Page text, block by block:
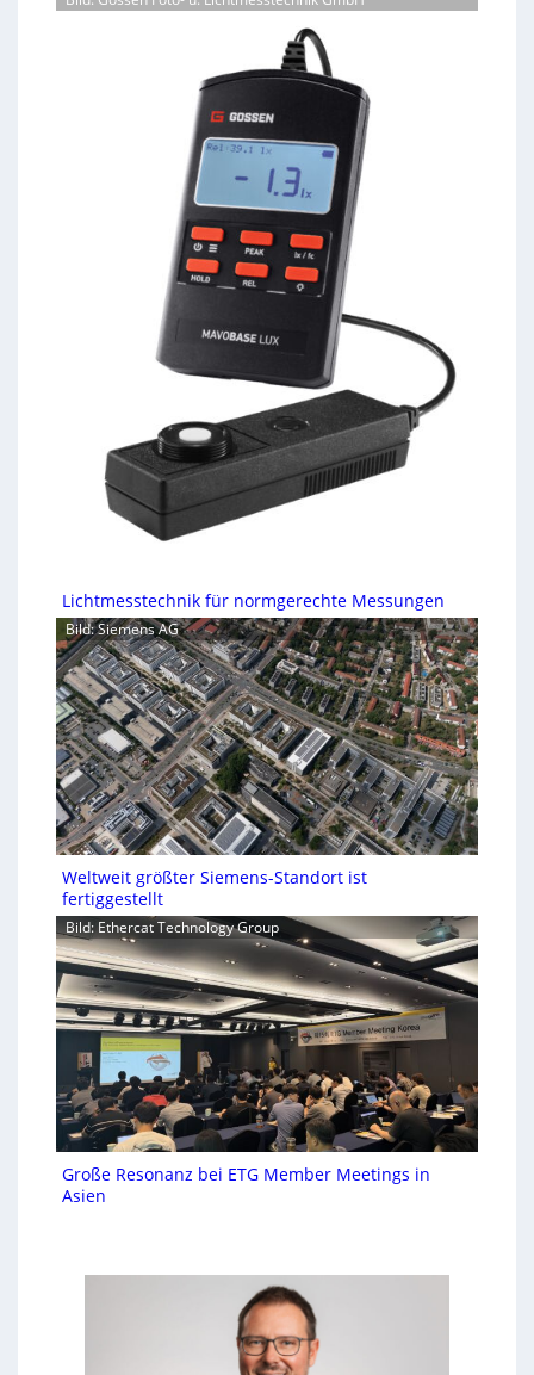
Lichtmesstechnik für normgerechte Messungen
Bild: Siemens AG
Weltweit größter Siemens-Standort ist
fertiggestellt
Bild: Ethercat Technology Group
Große Resonanz bei ETG Member Meetings in
Asien